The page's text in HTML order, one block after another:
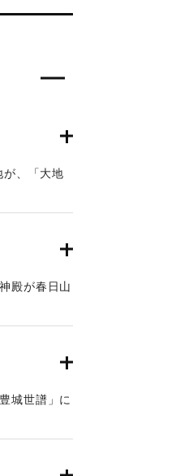
が、「大地
殿が春日山
城世譜」に
は都司他
トルと推